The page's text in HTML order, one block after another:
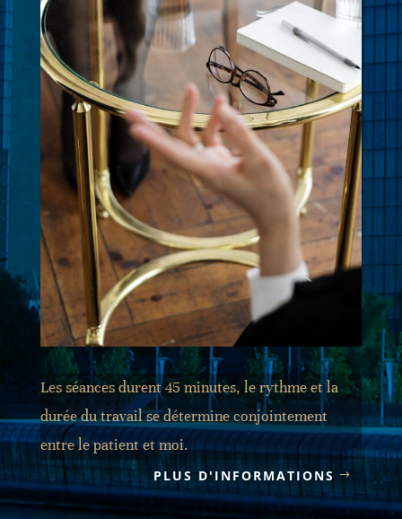
Les séances durent 45 minutes, le rythme et la
durée du travail se détermine conjointement
entre le patient et moi.
PLUS D'INFORMATIONS